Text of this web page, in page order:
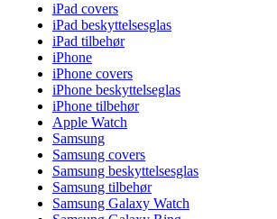
iPad covers
iPad beskyttelsesglas
iPad tilbehør
iPhone
iPhone covers
iPhone beskyttelseglas
iPhone tilbehør
Apple Watch
Samsung
Samsung covers
Samsung beskyttelsesglas
Samsung tilbehør
Samsung Galaxy Watch